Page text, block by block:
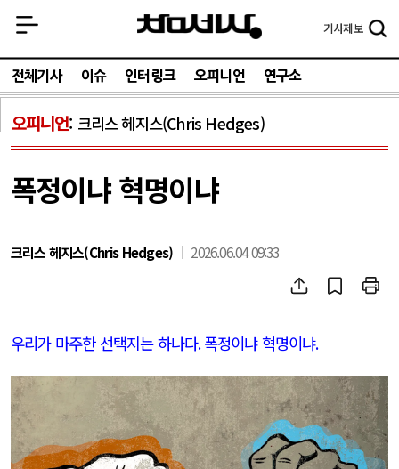
기사제보
전체기사 이슈 인터링크 오피니언 연구소
오피니언 크리스 헤지스(Chris Hedges)
폭정이냐 혁명이냐
크리스 헤지스(Chris Hedges) 2026.06.04 09:33
우리가 마주한 선택지는 하나다.폭정이냐 혁명이냐.